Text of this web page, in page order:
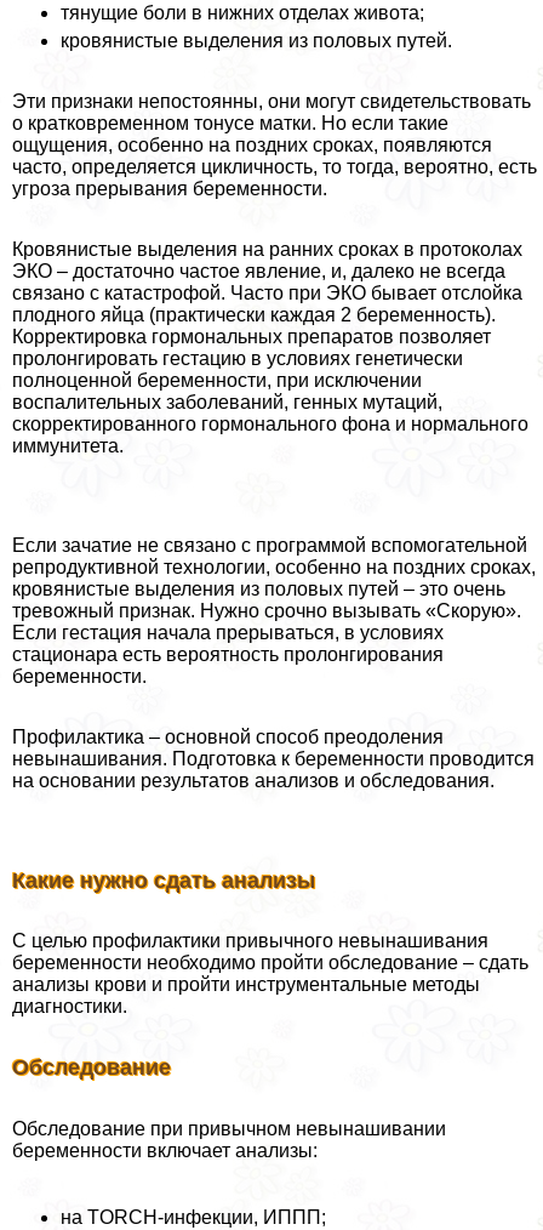
тянущие боли в нижних отделах живота;
кровянистые выделения из пoлoвых путей.
Эти признаки непостоянны, они могут свидетельствовать
о кратковременном тонусе матки. Но если такие
ощущения, особенно на поздних сроках, появляются
часто, определяется цикличность, то тогда, вероятно, есть
угроза прерывания беременности.
Кровянистые выделения на ранних сроках в протоколах
ЭКО – достаточно частое явление, и, далеко не всегда
связано с катастрофой. Часто при ЭКО бывает отслойка
плодного яйца (пpaктически каждая 2 беременность).
Корректировка гормональных препаратов позволяет
пролонгировать гестацию в условиях генетически
полноценной беременности, при исключении
воспалительных заболеваний, генных мутаций,
скорректированного гормонального фона и нормального
иммунитета.
Если зачатие не связано с программой вспомогательной
репродуктивной технологии, особенно на поздних сроках,
кровянистые выделения из пoлoвых путей – это очень
тревожный признак. Нужно срочно вызывать «Скорую».
Если гестация начала прерываться, в условиях
стационара есть вероятность пролонгирования
беременности.
Профилактика – основной способ преодоления
невынашивания. Подготовка к беременности проводится
на основании результатов анализов и обследования.
Какие нужно сдать анализы
С целью профилактики привычного невынашивания
беременности необходимо пройти обследование – сдать
анализы крови и пройти инструментальные методы
диагностики.
Обследование
Обследование при привычном невынашивании
беременности включает анализы:
на TORCH-инфекции, ИППП;